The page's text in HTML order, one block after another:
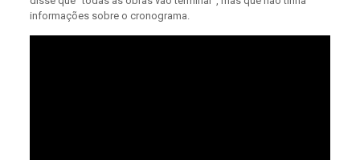
informações sobre o cronograma.